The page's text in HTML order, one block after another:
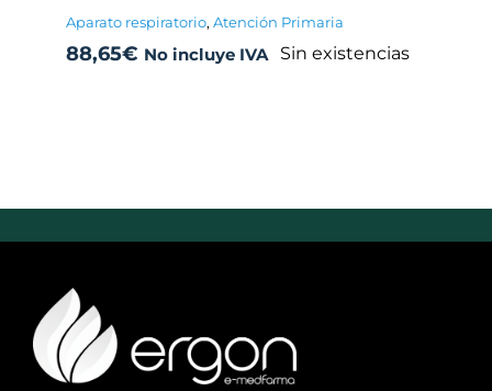
Aparato respiratorio, Atención Primaria
88,65€ No incluye IVA Sin existencias